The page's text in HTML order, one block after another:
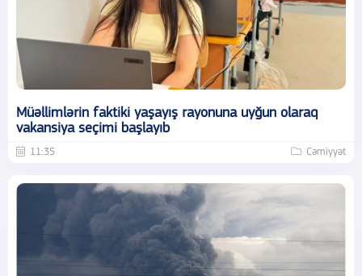
Müəllimlərin faktiki yaşayış rayonuna uyğun olaraq
vakansiya seçimi başlayıb
11:35 Cəmiyyət